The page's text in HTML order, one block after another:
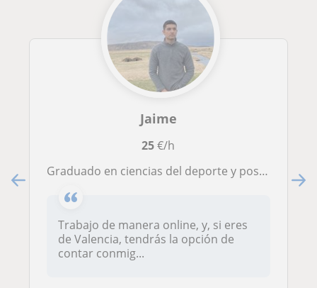
Jaime
25€/h
Graduado en ciencias del deporte y posgraduado en readaptación de lesiones. Ayudo a todo tipo de personas a lograr sus objetivos.
Trabajo de manera online, y, si eres
de Valencia, tendrás la opción de
contar conmig...